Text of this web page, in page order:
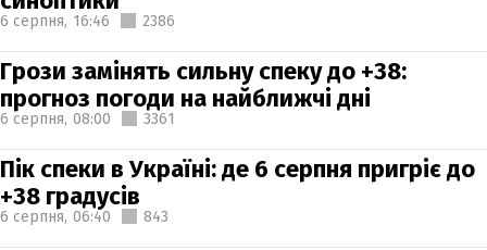
6 серпня, 16:46 2386
Грози замінять сильну спеку до +38:
прогноз погоди на найближчі дні
6 серпня, 08:00 3361
Пік спеки в Україні: де 6 серпня пригріє до
+38 градусів
6 серпня, 06:40 843